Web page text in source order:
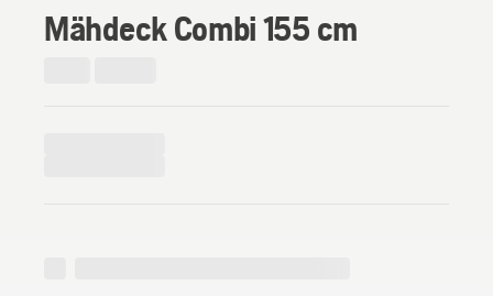
Mähdeck Combi 155 cm